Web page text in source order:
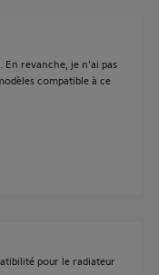
En revanche, je n'ai pas
compatible à ce
pour le radiateur